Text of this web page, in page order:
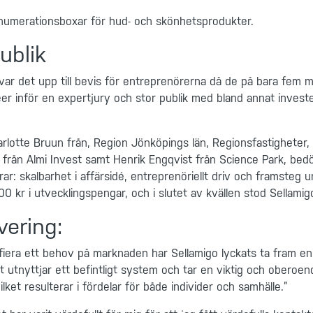
för hud- och skönhetsprodukter.
det upp till bevis för entreprenörerna då de på bara fem
inför en expertjury och stor publik med bland annat
Bruun från, Region Jönköpings län,
från Almi Invest samt Henrik Engqvist från Science Park,
skalbarhet i affärsidé, entreprenöriellt driv och framsteg
kr i utvecklingspengar, och i slutet av kvällen stod
ett behov på marknaden har Sellamigo lyckats ta fram
utnyttjar ett befintligt system och tar en viktig och
resulterar i fördelar för både individer och samhälle.”